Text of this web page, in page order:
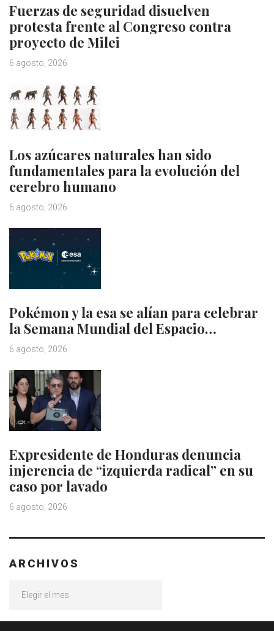
Fuerzas de seguridad disuelven
protesta frente al Congreso contra
proyecto de Milei
6 agosto, 2026
Los azúcares naturales han sido
fundamentales para la evolución del
cerebro humano
6 agosto, 2026
Pokémon y la esa se alían para celebrar
la Semana Mundial del Espacio…
6 agosto, 2026
Expresidente de Honduras denuncia
injerencia de “izquierda radical” en su
caso por lavado
6 agosto, 2026
ARCHIVOS